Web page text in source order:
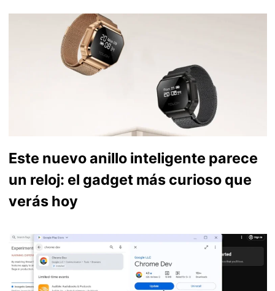
Este nuevo anillo inteligente parece
un reloj: el gadget más curioso que
verás hoy